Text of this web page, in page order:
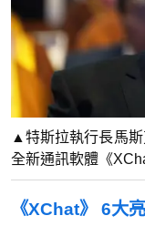
▲特斯拉執行長馬
全新通訊軟體《
《XChat》 6大